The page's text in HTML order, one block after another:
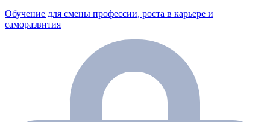
Обучение для смены профессии, роста в карьере и
саморазвития